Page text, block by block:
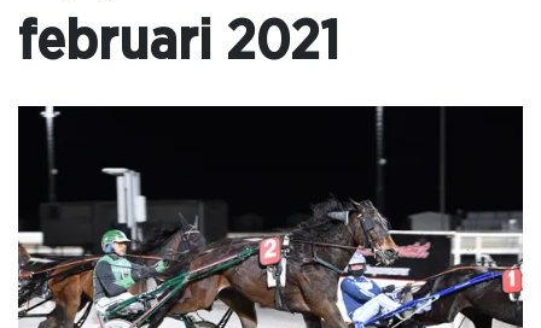
februari 2021